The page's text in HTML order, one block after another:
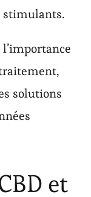
stimulants.
solutions
et